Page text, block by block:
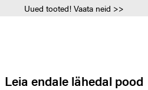
Uued tooted! Vaata neid >>
Leia endale lähedal pood